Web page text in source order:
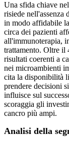
Una sfida chiave
risiede nell'assenza
in modo affidabile
circa dei pazienti
all'immunoterapia,
trattamento. Oltre il
risultati coerenti a
nei microambienti
cita la disponibilità
prendere decisioni
influisce sul
scoraggia gli
cancro più ampi.
Analisi della